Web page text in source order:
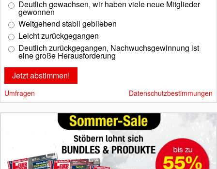
Deutlich gewachsen, wir haben viele neue Mitglieder
gewonnen
Weitgehend stabil geblieben
Leicht zurückgegangen
Deutlich zurückgegangen, Nachwuchsgewinnung ist
eine große Herausforderung
Umfragen Datenschutzbestimmungen